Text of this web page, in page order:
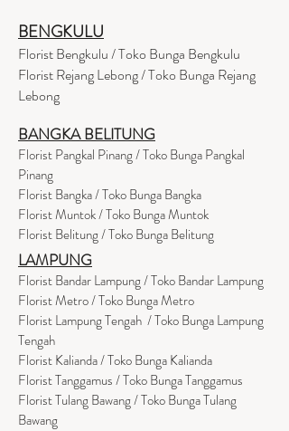
BENGKULU
Florist Bengkulu / Toko Bunga Bengkulu
Florist Rejang Lebong / Toko Bunga Rejang
Lebong
BANGKA BELITUNG
Florist Pangkal Pinang / Toko Bunga Pangkal
Pinang
Florist Bangka / Toko Bunga Bangka
Florist Muntok / Toko Bunga Muntok
Florist Belitung / Toko Bunga Belitung
LAMPUNG
Florist Bandar Lampung / Toko Bandar Lampung
Florist Metro / Toko Bunga Metro
Florist Lampung Tengah / Toko Bunga Lampung
Tengah
Florist Kalianda / Toko Bunga Kalianda
Florist Tanggamus / Toko Bunga Tanggamus
Florist Tulang Bawang / Toko Bunga Tulang
Bawang